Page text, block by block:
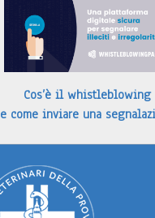
Cos’è il whistleblowing
e come inviare una